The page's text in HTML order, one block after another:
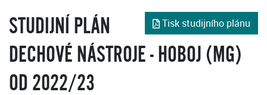
Tisk studijního plánu
STUDIJNÍ PLÁN
DECHOVÉ NÁSTROJE - HOBOJ (MG)
OD 2022/23